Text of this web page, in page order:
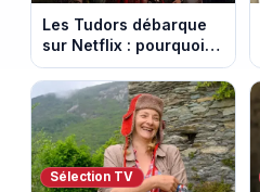
Les Tudors débarque
sur Netflix : pourquoi la
série n’a rien perdu de
son pouvoir
Sélection TV